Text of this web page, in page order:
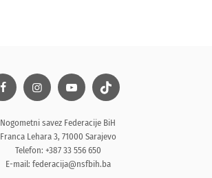
Nogometni savez Federacije BiH
Franca Lehara 3, 71000 Sarajevo
Telefon: +387 33 556 650
E-mail: federacija@nsfbih.ba